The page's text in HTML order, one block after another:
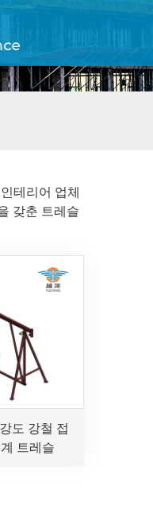
테리어 업체
갖춘 트레슬
도 강철 접
트레슬